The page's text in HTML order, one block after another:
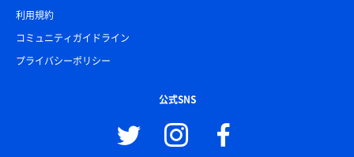
利用規約
コミュニティガイドライン
プライバシーポリシー
公式SNS